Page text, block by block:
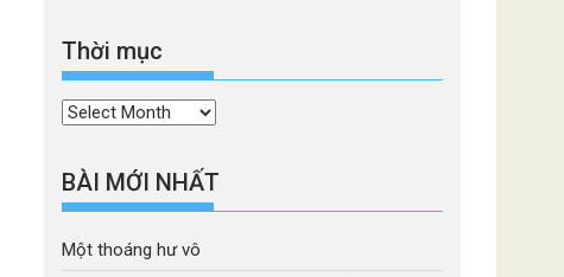
Thời mục
Thời
BÀI MỚI NHẤT
Một thoáng hư vô